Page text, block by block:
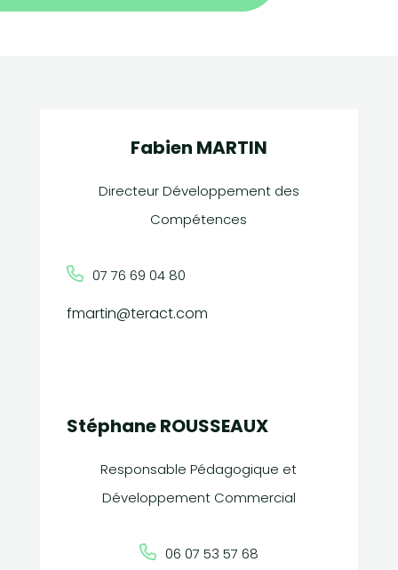
Fabien MARTIN
Directeur Développement des
Compétences
07 76 69 04 80
fmartin@teract.com
Stéphane ROUSSEAUX
Responsable Pédagogique et
Développement Commercial
06 07 53 57 68